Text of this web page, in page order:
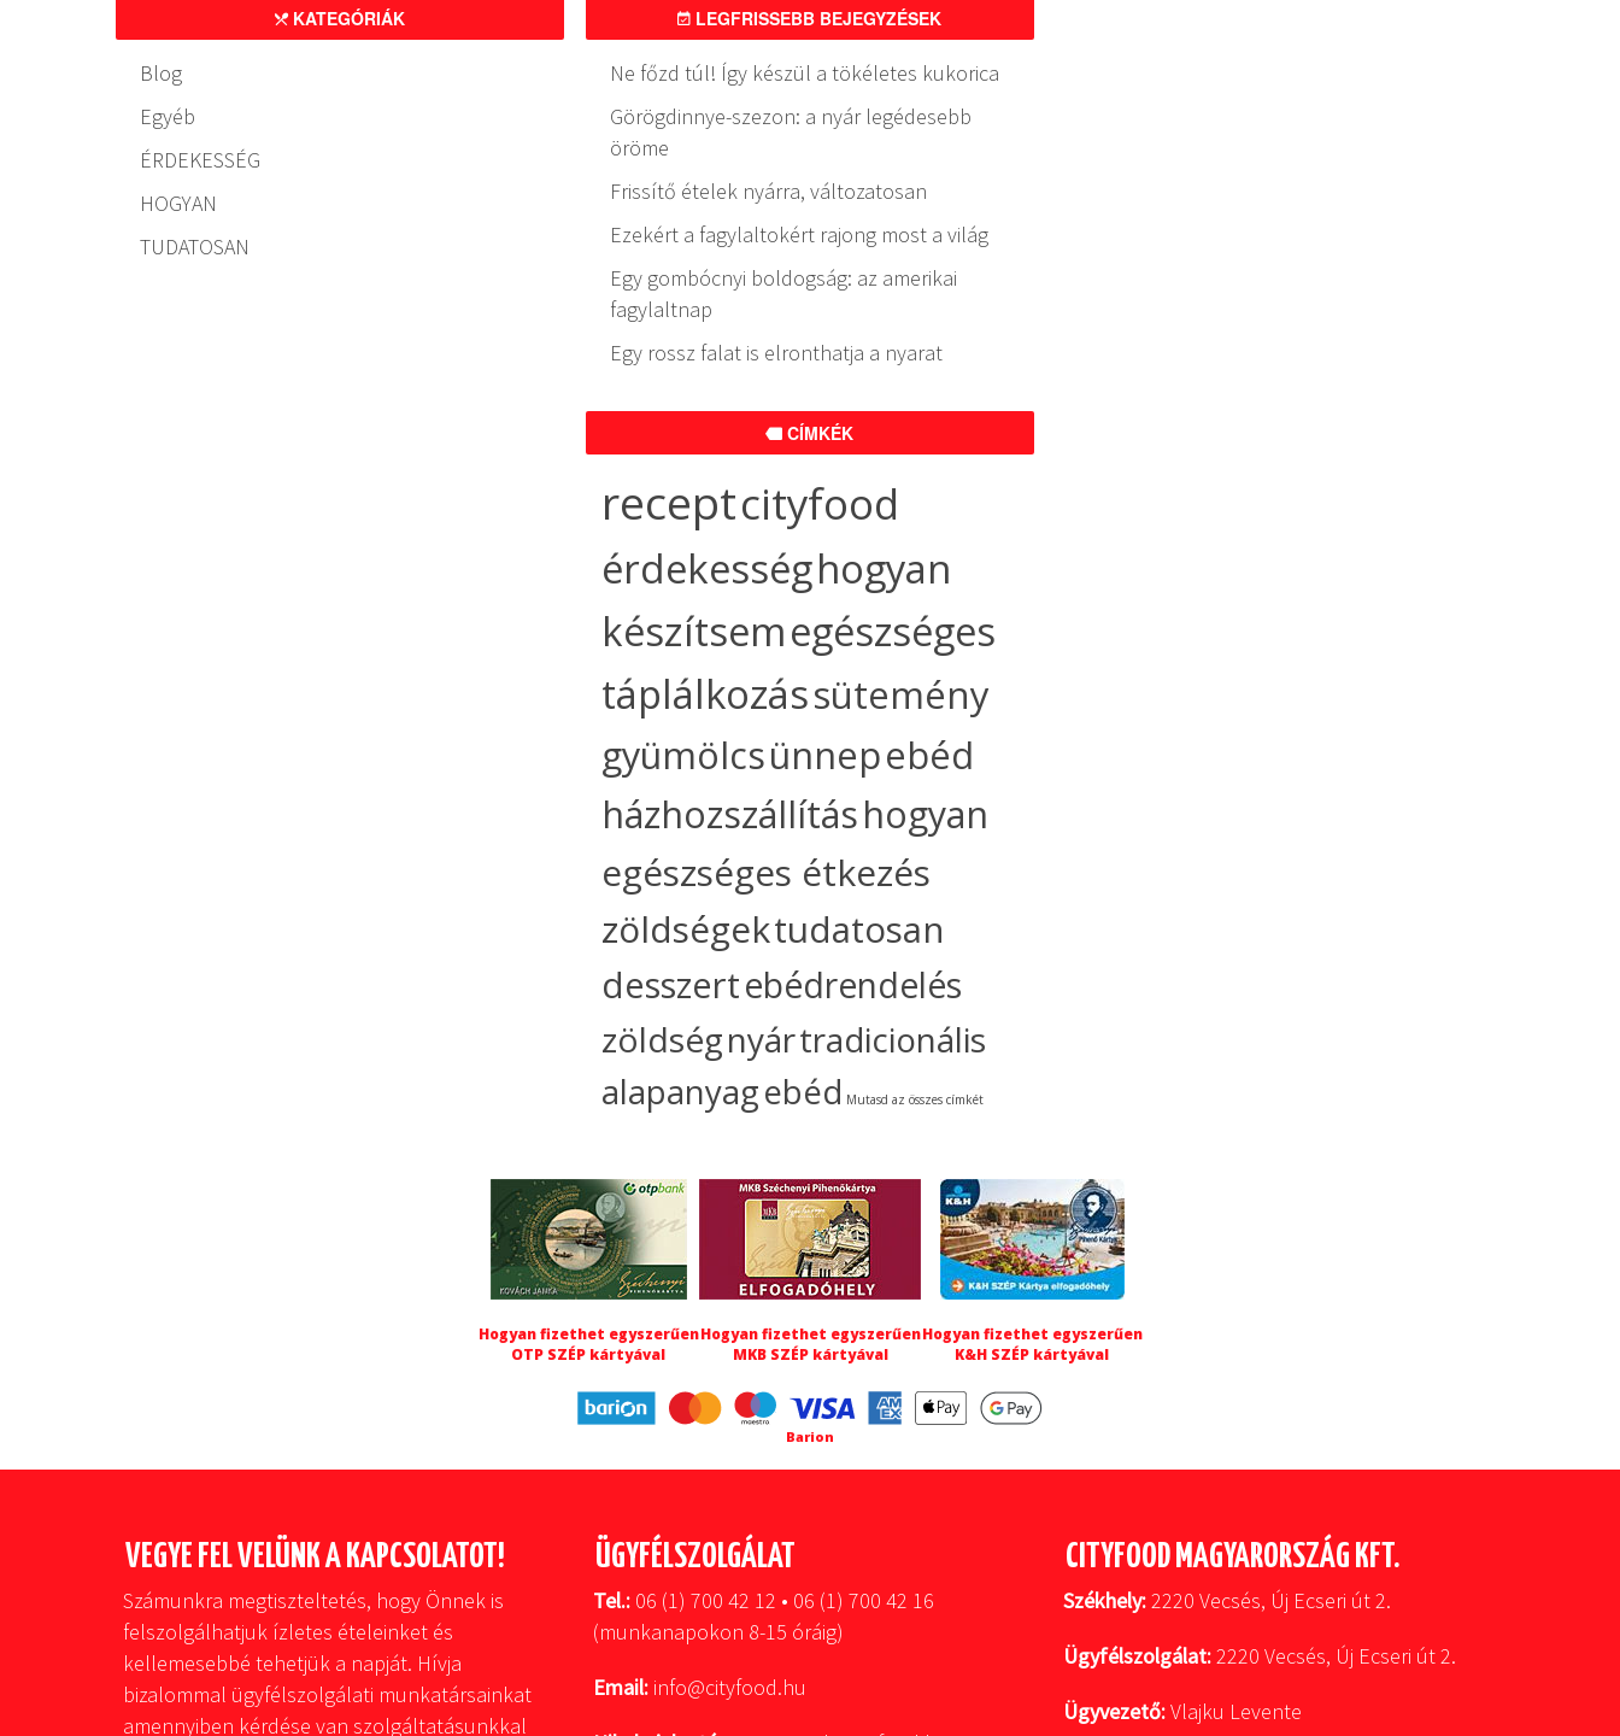
KATEGÓRIÁK
Blog
Egyéb
ÉRDEKESSÉG
HOGYAN
TUDATOSAN
LEGFRISSEBB BEJEGYZÉSEK
Ne főzd túl! Így készül a tökéletes kukorica
Görögdinnye-szezon: a nyár legédesebb
öröme
Frissítő ételek nyárra, változatosan
Ezekért a fagylaltokért rajong most a világ
Egy gombócnyi boldogság: az amerikai
fagylaltnap
Egy rossz falat is elronthatja a nyarat
CÍMKÉK
receptcityfood
érdekességhogyan
készítsemegészséges
táplálkozássütemény
gyümölcsünnepebéd
házhozszállításhogyan
egészséges étkezés
zöldségektudatosan
desszertebédrendelés
zöldségnyártradicionális
alapanyagebéd Mutasd az összes címkét
Hogyan fizethet egyszerűen
OTP SZÉP kártyával
Hogyan fizethet egyszerűen
MKB SZÉP kártyával
Hogyan fizethet egyszerűen
K&H SZÉP kártyával
Barion
VEGYE FEL VELÜNK A KAPCSOLATOT!
Számunkra megtiszteltetés, hogy Önnek is
felszolgálhatjuk ízletes ételeinket és
kellemesebbé tehetjük a napját. Hívja
bizalommal ügyfélszolgálati munkatársainkat
amennyiben kérdése van szolgáltatásunkkal
ÜGYFÉLSZOLGÁLAT
Tel.: 06 (1) 700 42 12 • 06 (1) 700 42 16
(munkanapokon 8-15 óráig)
Email: info@cityfood.hu
CITYFOOD MAGYARORSZÁG KFT.
Székhely:2220 Vecsés, Új Ecseri út 2.
Ügyfélszolgálat:2220 Vecsés, Új Ecseri út 2.
Ügyvezető:Vlajku Levente